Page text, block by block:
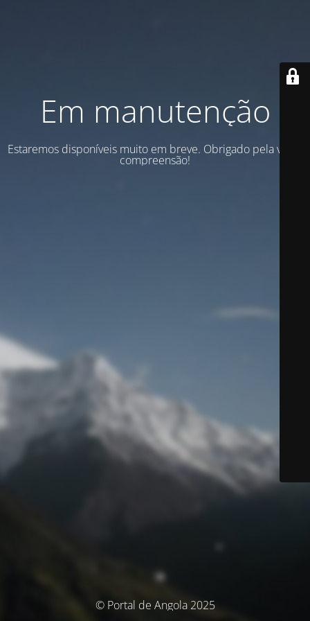
Em manutenção
Estaremos disponíveis muito em breve. Obrigado pela vossa
compreensão!
© Portal de Angola 2025